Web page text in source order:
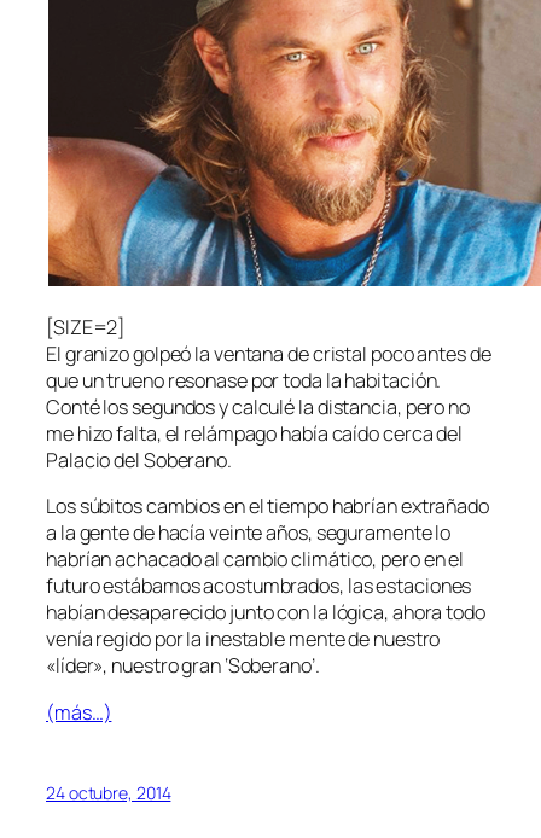
[SIZE=2]
El granizo golpeó la ventana de cristal poco antes de
que un trueno resonase por toda la habitación.
Conté los segundos y calculé la distancia, pero no
me hizo falta, el relámpago había caído cerca del
Palacio del Soberano.
Los súbitos cambios en el tiempo habrían extrañado
a la gente de hacía veinte años, seguramente lo
habrían achacado al cambio climático, pero en el
futuro estábamos acostumbrados, las estaciones
habían desaparecido junto con la lógica, ahora todo
venía regido por la inestable mente de nuestro
«líder», nuestro gran ‘Soberano’.
(más…)
24 octubre, 2014